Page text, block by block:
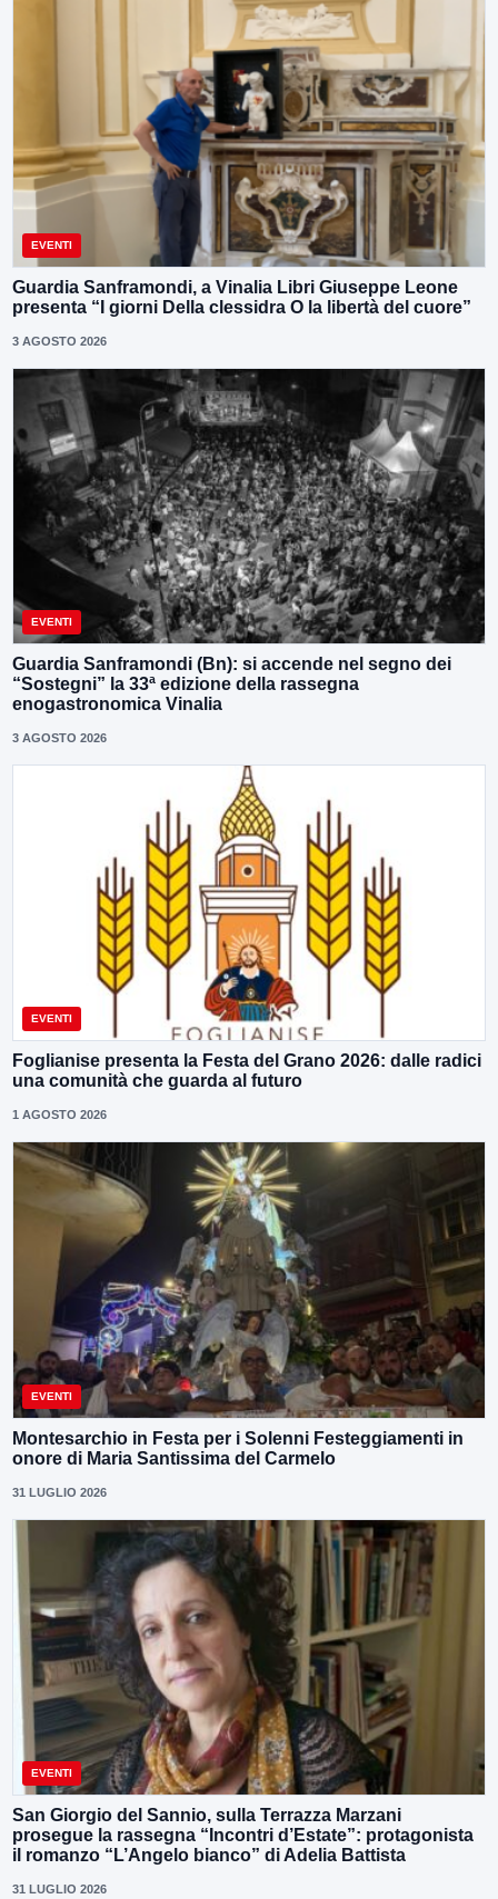
EVENTI
Guardia Sanframondi, a Vinalia Libri Giuseppe Leone
presenta “I giorni Della clessidra O la libertà del cuore”
3 AGOSTO 2026
EVENTI
Guardia Sanframondi (Bn): si accende nel segno dei
“Sostegni” la 33ª edizione della rassegna
enogastronomica Vinalia
3 AGOSTO 2026
EVENTI
Foglianise presenta la Festa del Grano 2026: dalle radici
una comunità che guarda al futuro
1 AGOSTO 2026
EVENTI
Montesarchio in Festa per i Solenni Festeggiamenti in
onore di Maria Santissima del Carmelo
31 LUGLIO 2026
EVENTI
San Giorgio del Sannio, sulla Terrazza Marzani
prosegue la rassegna “Incontri d’Estate”: protagonista
il romanzo “L’Angelo bianco” di Adelia Battista
31 LUGLIO 2026